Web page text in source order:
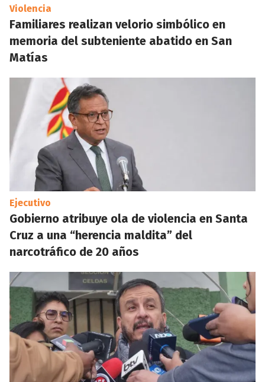
Violencia
Familiares realizan velorio simbólico en
memoria del subteniente abatido en San
Matías
Ejecutivo
Gobierno atribuye ola de violencia en Santa
Cruz a una “herencia maldita” del
narcotráfico de 20 años